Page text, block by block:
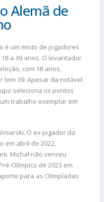
Alemã de
é um misto de jogadores
a 39 anos. O levantador
com 18 anos,
tem 39. Apesar da notável
seleciona os pontos
trabalho exemplar em
O ex-jogador da
em abril de 2022,
Michał não venceu
Olímpico de 2023 em
para as Olimpíadas